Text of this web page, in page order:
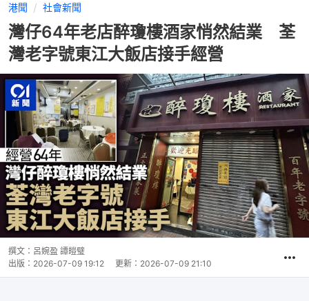
港聞 社會新聞
灣仔64年老店醉瓊樓酒家悄然結業 荃
灣老字號東江大飯店接手經營
撰文： 呂婉盈 譚皚璧
出版： 2026-07-09 19:12 更新： 2026-07-09 21:10